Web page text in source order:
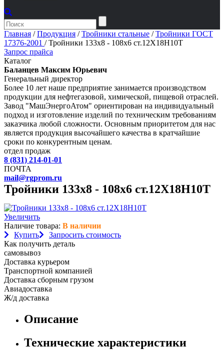
Главная /Продукция /Тройники стальные /Тройники ГОСТ
17376-2001 /Тройники 133х8 - 108х6 ст.12Х18Н10Т
Запрос прайса
Каталог
Баланцев Максим Юрьевич
Генеральный директор
Более 10 лет наше предприятие занимается производством
продукции для нефтегазовой, химической, пищевой отраслей.
Завод "МашЭнергоАтом" ориентирован на индивидуальный
подход и изготовление изделий по техническим требованиям
заказчика любой сложности. Основным приоритетом для нас
является продукция высочайшего качества в кратчайшие
сроки по конкурентным ценам.
отдел продаж
8 (831) 214-01-01
ПОЧТА
mail@rgprom.ru
Тройники 133х8 - 108х6 ст.12Х18Н10Т
Увеличить
Наличие товара: В наличии
Купить
Запросить стоимость
Как получить деталь
самовывоз
Доставка курьером
Транспортной компанией
Доставка сборным грузом
Авиадоставка
Ж/д доставка
Описание
Технические характеристики